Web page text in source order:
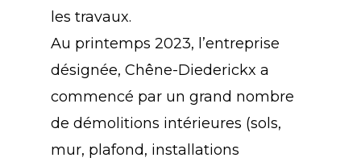
les travaux.
Au printemps 2023, l’entreprise
désignée, Chêne-Diederickx a
commencé par un grand nombre
de démolitions intérieures (sols,
mur, plafond, installations